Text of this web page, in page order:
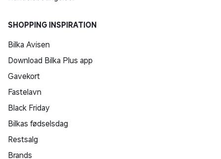
SHOPPING INSPIRATION
Bilka Avisen
Download Bilka Plus app
Gavekort
Fastelavn
Black Friday
Bilkas fødselsdag
Restsalg
Brands